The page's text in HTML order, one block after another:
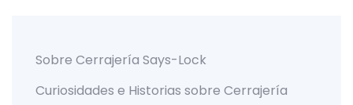
Sobre Cerrajería Says-Lock
Curiosidades e Historias sobre Cerrajería